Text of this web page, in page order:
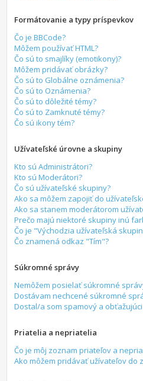
Formátovanie a typy príspevkov
Čo je BBCode?
Môžem používať HTML?
Čo sú to smajlíky (emotikony)?
Môžem pridávať obrázky?
Čo sú to Globálne oznámenia?
Čo sú to Oznámenia?
Čo sú to dôležité témy?
Čo sú to Zamknuté témy?
Čo sú ikony tém?
Užívateľské úrovne a skupiny
Kto sú Administrátori?
Kto sú Moderátori?
Čo sú užívateľské skupiny?
Ako sa môžem zapojiť do
Ako sa stanem moderátorom
Prečo majú niektoré skupiny inú
Čo je "Východzia užívateľská
Čo znamená odkaz "Tím"?
Súkromné správy
Nemôžem posielať súkromné
Dostávam nechcené súkromné
Dostal/a som spamový a
Priatelia a nepriatelia
Čo je môj zoznam priateľov a
Ako môžem pridávať užívateľov do